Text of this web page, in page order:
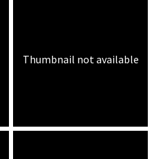
Thumbnail not available